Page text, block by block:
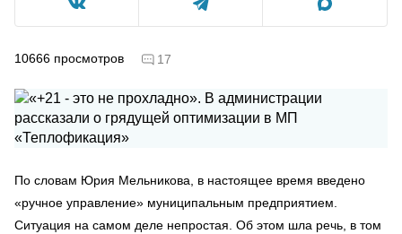
10666 просмотров 17
По словам Юрия Мельникова, в настоящее время введено
«ручное управление» муниципальным предприятием.
Ситуация на самом деле непростая. Об этом шла речь, в том